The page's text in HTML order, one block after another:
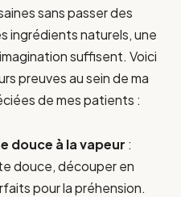
sans passer des
ingrédients naturels, une
suffisent. Voici
preuves au sein de ma
de mes patients :
douce à la vapeur :
douce, découper en
pour la préhension.